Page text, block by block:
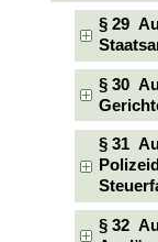
§ 29
§ 30
§ 31
§ 32